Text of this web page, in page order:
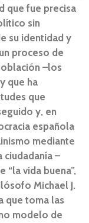
que fue precisa
sin
su identidad y
proceso de
–los
que ha
que
y, en
española
mediante
ciudadanía –
vida buena”,
Michael J.
que toma las
modelo de